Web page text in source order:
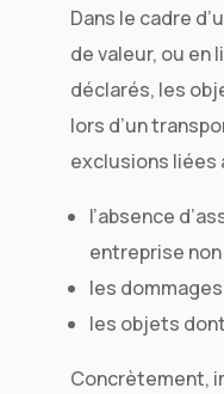
Dans le cadre
de valeur, ou
déclarés, les
lors d’un
exclusions liées
l’absence
entreprise
les
les objets
Concrètement,